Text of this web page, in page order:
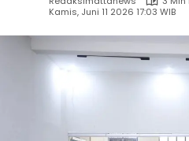
Kamis, Juni 11 2026 17:03 WIB